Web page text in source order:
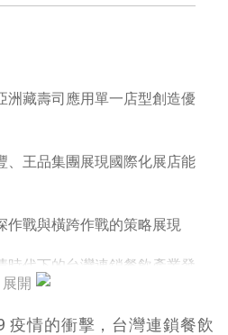
洲藏壽司應用單一店型創造優
、王品集團展現國際化展店能
作戰與橫跨作戰的策略展現
時代下的台灣連鎖餐飲產業發
展開
疫情的衝擊，台灣連鎖餐飲